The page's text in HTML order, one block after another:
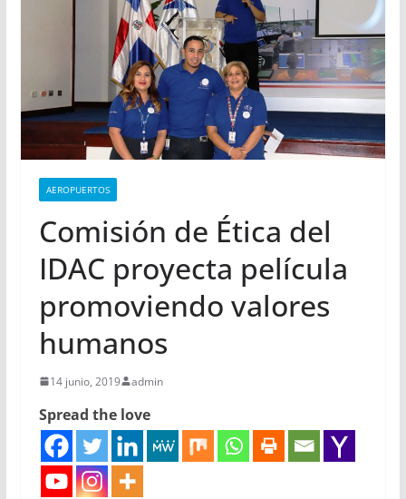
AEROPUERTOS
Comisión de Ética del
IDAC proyecta película
promoviendo valores
humanos
14 junio, 2019 admin
Spread the love